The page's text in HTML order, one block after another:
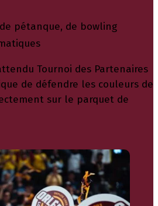
pétanque, de bowling
Tournoi des Partenaires
de défendre les couleurs de
sur le parquet de